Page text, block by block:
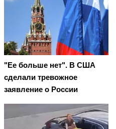
"Ее больше нет". В США
сделали тревожное
заявление о России